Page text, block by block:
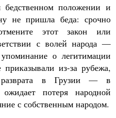
положении и
не пришла беда: срочно
этот закон или
с волей народа —
о легитимации
из-за рубежа,
разврата в Грузии — в
потеря народной
с собственным народом.